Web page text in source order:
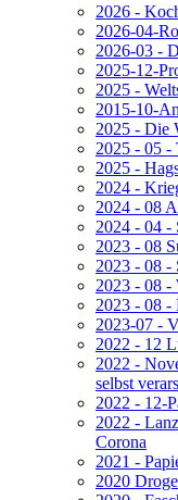
2026 -
2026-04-
2026-03 -
2025-12-
2025 -
2015-10-
2025 - Die
2025 - 05 -
2025 -
2024 -
2024 - 08
2024 - 04 -
2023 - 08
2023 - 08 -
2023 - 08 -
2023 - 08 -
2023-07 -
2022 - 12
2022 -
selbst
2022 - 12-
2022 -
Corona
2021 -
2020